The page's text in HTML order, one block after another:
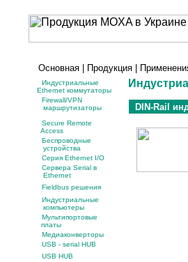
Основная Продукция
Индустриальные
Ethernet коммутаторы
Firewall/VPN
маршрутизаторы
Secure Remote
Access
Беспроводные
устройства
Серия Ethernet I/O
Сервера Serial в
Ethernet
Fieldbus решения
Индустриальные
компьютеры
Мультипортовые
платы
Медиаконверторы
USB - serial HUB
USB HUB
DIN-Rail